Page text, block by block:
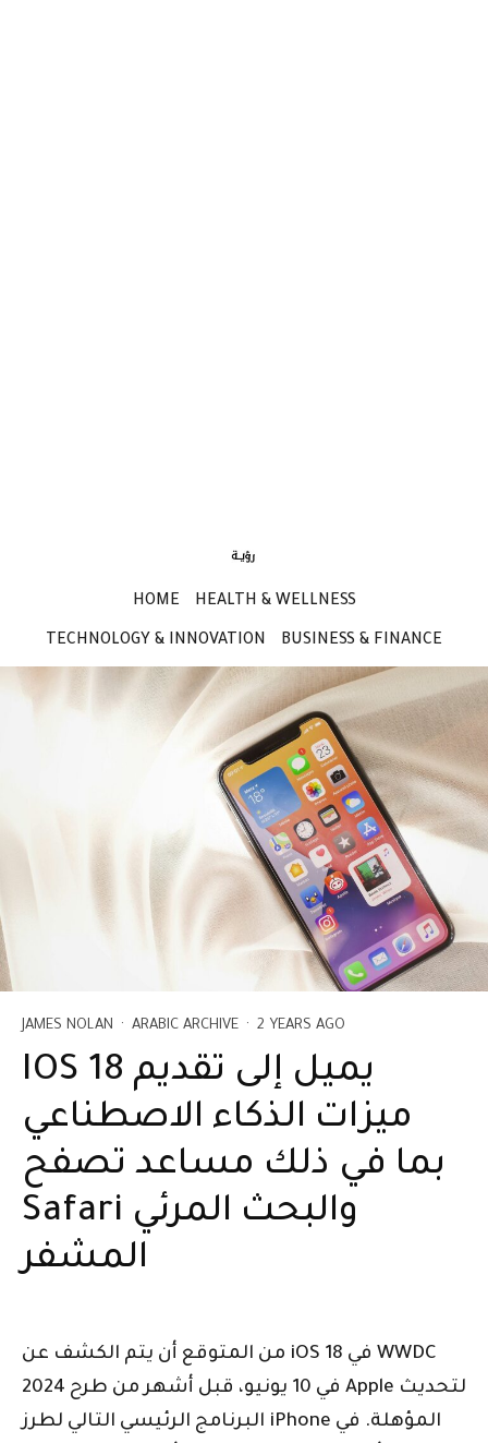
HOME HEALTH & WELLNESS
TECHNOLOGY & INNOVATION BUSINESS & FINANCE
JAMES NOLAN · ARABIC ARCHIVE · 2 YEARS AGO
IOS 18 يميل إلى تقديم
ميزات الذكاء الاصطناعي
بما في ذلك مساعد تصفح
Safari والبحث المرئي
المشفر
من المتوقع أن يتم الكشف عن iOS 18 في WWDC
2024 في 10 يونيو، قبل أشهر من طرح Apple لتحديث
البرنامج الرئيسي التالي لطرز iPhone المؤهلة. في